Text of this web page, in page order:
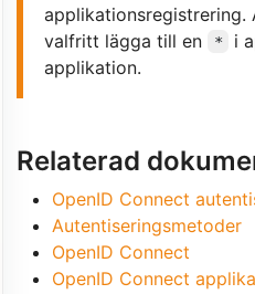
applikationsregistrering.
valfritt lägga till en
*
i
applikation.
Relaterad
OpenID Connect
Autentiseringsmetoder
OpenID Connect
OpenID Connect